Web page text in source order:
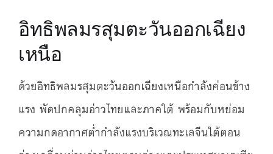
อิทธิพลมรสุมตะวันออกเฉียง
เหนือ
ด้วยอิทธิพลมรสุมตะวันออกเฉียงเหนือกำลังค่อนข้าง
แรง พัดปกคลุมอ่าวไทยและภาคใต้ พร้อมกับหย่อม
ความกดอากาศต่ำกำลังแรงบริเวณทะเลจีนใต้ตอน